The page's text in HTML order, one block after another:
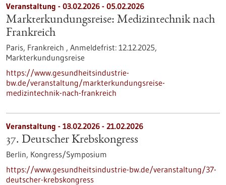
Veranstaltung - 03.02.2026 - 05.02.2026
Markterkundungsreise: Medizintechnik nach
Frankreich
Paris, Frankreich , Anmeldefrist: 12.12.2025,
Markterkundungsreise
https://www.gesundheitsindustrie-
bw.de/veranstaltung/markterkundungsreise-
medizintechnik-nach-frankreich
Veranstaltung - 18.02.2026 - 21.02.2026
37. Deutscher Krebskongress
Berlin, Kongress/Symposium
https://www.gesundheitsindustrie-bw.de/veranstaltung/37-
deutscher-krebskongress